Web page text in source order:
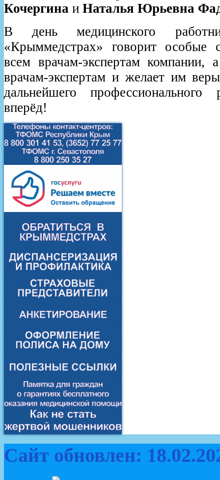
Кочергина и Наталья Юрьевна
В день медицинского
«Крыммедстрах» говорит особые
всем врачам-экспертам компании,
врачам-экспертам и желает им
дальнейшего
вперёд!
Сайт обновлен: